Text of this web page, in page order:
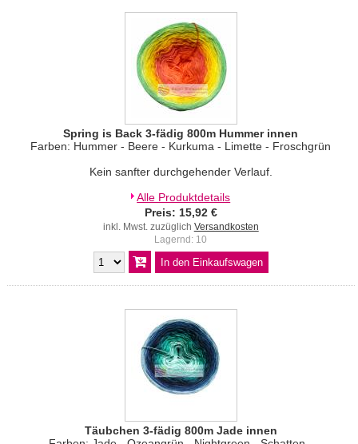
Spring is Back 3-fädig 800m Hummer innen
Farben: Hummer - Beere - Kurkuma - Limette - Froschgrün
Kein sanfter durchgehender Verlauf.
Alle Produktdetails
Preis: 15,92 €
inkl. Mwst. zuzüglich Versandkosten
Lagernd: 10
Täubchen 3-fädig 800m Jade innen